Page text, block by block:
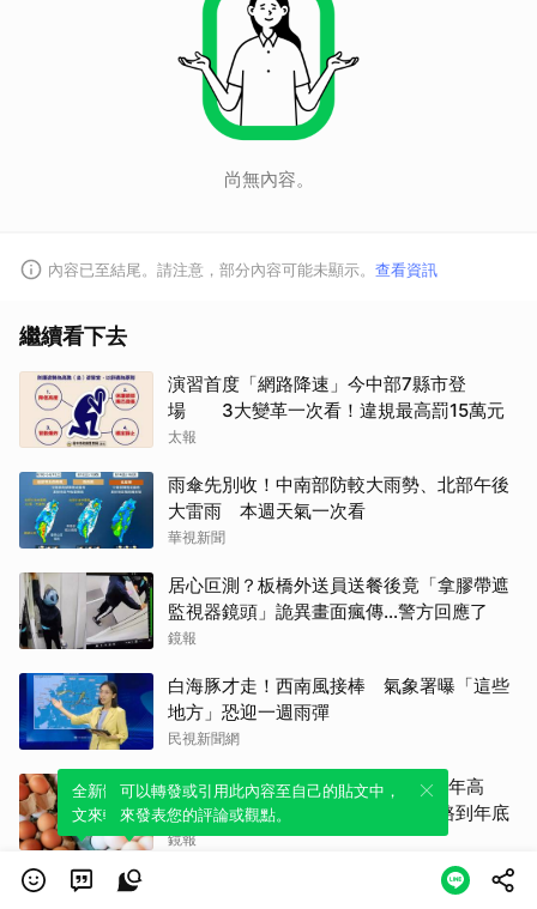
尚無內容。
內容已至結尾。請注意，部分內容可能未顯示。 查看資訊
繼續看下去
演習首度「網路降速」今中部7縣市登
場 3大變革一次看！違規最高罰15萬元
太報
雨傘先別收！中南部防較大雨勢、北部午後
大雷雨 本週天氣一次看
華視新聞
居心叵測？板橋外送員送餐後竟「拿膠帶遮
監視器鏡頭」詭異畫面瘋傳…警方回應了
鏡報
白海豚才走！西南風接棒 氣象署曝「這些
地方」恐迎一週雨彈
民視新聞網
蛋價又漲3元！雞蛋每斤49元創近2年高
點 蛋商曝「供應吃緊原因」恐一路到年底
鏡報
全新體驗！一鍵引用此內容，透過發布貼
文來輕鬆表達個人立場。
可以轉發或引用此內容至自己的貼文中，
來發表您的評論或觀點。